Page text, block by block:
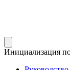
Инициализация